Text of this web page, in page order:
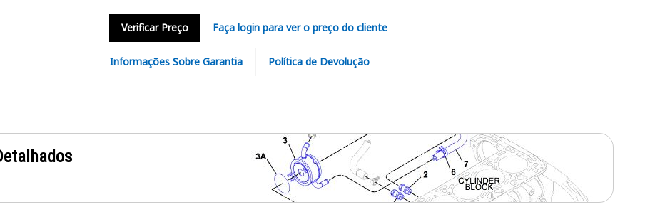
Verificar Preço Faça login para ver o preço do cliente
Informações Sobre Garantia Política de Devolução